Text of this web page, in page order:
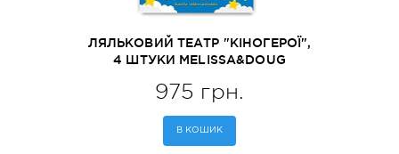
ЛЯЛЬКОВИЙ ТЕАТР "КІНОГЕРОЇ",
4 ШТУКИ MELISSA&DOUG
975 грн.
В КОШИК